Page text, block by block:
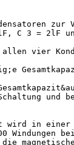
zur
C 3 = 2lF
vier
und
wird in einer
Windungen